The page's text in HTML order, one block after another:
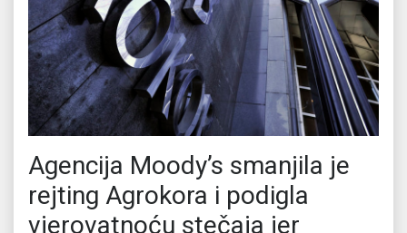
Agencija Moody’s smanjila je
rejting Agrokora i podigla
vjerovatnoću stečaja jer